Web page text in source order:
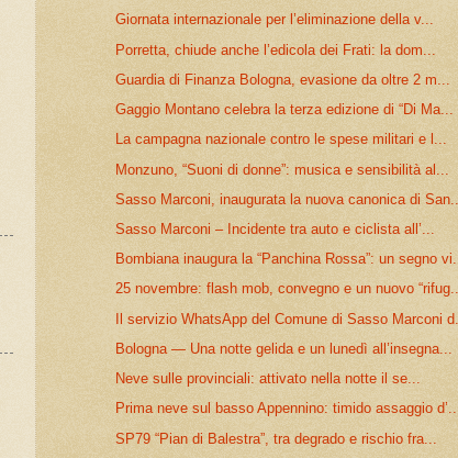
Giornata internazionale per l’eliminazione della v...
Porretta, chiude anche l’edicola dei Frati: la dom...
Guardia di Finanza Bologna, evasione da oltre 2 m...
Gaggio Montano celebra la terza edizione di “Di Ma...
La campagna nazionale contro le spese militari e l...
Monzuno, “Suoni di donne”: musica e sensibilità al...
Sasso Marconi, inaugurata la nuova canonica di
Sasso Marconi – Incidente tra auto e ciclista all’...
Bombiana inaugura la “Panchina Rossa”: un segno
25 novembre: flash mob, convegno e un nuovo
Il servizio WhatsApp del Comune di Sasso Marconi
Bologna — Una notte gelida e un lunedì all’insegna...
Neve sulle provinciali: attivato nella notte il se...
Prima neve sul basso Appennino: timido assaggio
SP79 “Pian di Balestra”, tra degrado e rischio fra...